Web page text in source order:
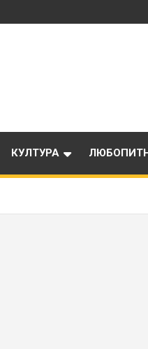
КУЛТУРА